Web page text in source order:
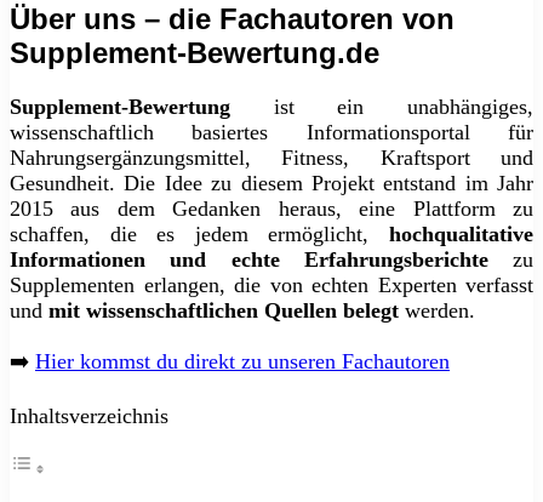
Über uns – die Fachautoren von
Supplement-Bewertung.de
Supplement-Bewertung ist ein unabhängiges,
wissenschaftlich basiertes Informationsportal für
Nahrungsergänzungsmittel, Fitness, Kraftsport und
Gesundheit. Die Idee zu diesem Projekt entstand im Jahr
2015 aus dem Gedanken heraus, eine Plattform zu
schaffen, die es jedem ermöglicht, hochqualitative
Informationen und echte Erfahrungsberichte zu
Supplementen erlangen, die von echten Experten verfasst
und mit wissenschaftlichen Quellen belegt werden.
➡️ Hier kommst du direkt zu unseren Fachautoren
Inhaltsverzeichnis